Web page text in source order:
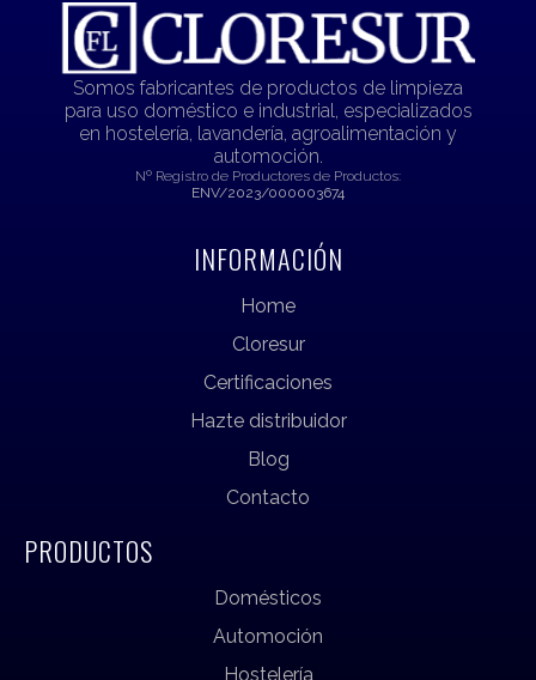
Somos fabricantes de productos de limpieza
para uso doméstico e industrial, especializados
en hostelería, lavandería, agroalimentación y
automoción.
Nº Registro de Productores de Productos:
ENV/2023/000003674
INFORMACIÓN
Home
Cloresur
Certificaciones
Hazte distribuidor
Blog
Contacto
PRODUCTOS
Domésticos
Automoción
Hostelería